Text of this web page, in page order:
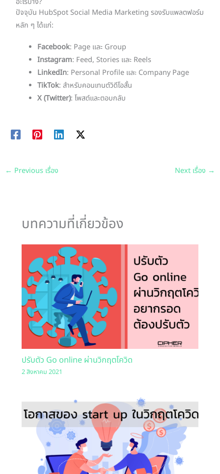
ปัจจุบัน HubSpot Social Media Marketing รองรับแพลตฟอร์ม
หลัก ๆ ได้แก่:
Facebook: Page และ Group
Instagram: Feed, Stories และ Reels
LinkedIn: Personal Profile และ Company Page
TikTok: สำหรับคอนเทนต์วิดีโอสั้น
X (Twitter): โพสต์และตอบกลับ
← Previous เรื่อง Next เรื่อง →
บทความที่เกี่ยวข้อง
ปรับตัว Go online ผ่านวิกฤตโควิด
2 สิงหาคม 2021